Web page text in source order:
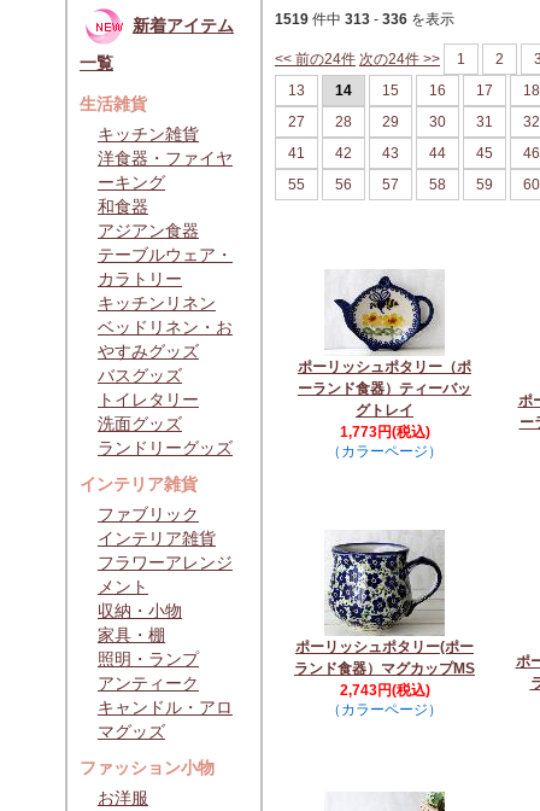
新着アイテム
一覧
生活雑貨
キッチン雑貨
洋食器・ファイヤ
ーキング
和食器
アジアン食器
テーブルウェア・
カラトリー
キッチンリネン
ベッドリネン・お
やすみグッズ
バスグッズ
トイレタリー
洗面グッズ
ランドリーグッズ
インテリア雑貨
ファブリック
インテリア雑貨
フラワーアレンジ
メント
収納・小物
家具・棚
照明・ランプ
アンティーク
キャンドル・アロ
マグッズ
ファッション小物
お洋服
1519 件中 313 - 336 を表示
<< 前の24件 次の24件 >> 1 2
13
14 15 16 17
18
27
28 29 30 31
32
41
42 43 44 45
46
55
56 57 58 59 60
ポーリッシュポタリー（ポ
ーランド食器）ティーバッ
グトレイ
1,773円(税込)
（カラーページ）
ポ
ー
ポーリッシュポタリー(ポー
ランド食器）マグカップMS
2,743円(税込)
（カラーページ）
ポ